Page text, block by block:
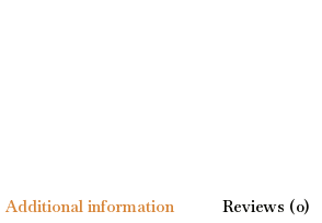
Additional information Reviews (0)